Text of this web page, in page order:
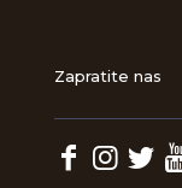
Zapratite nas